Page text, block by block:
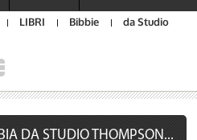
LIBRI Bibbie da Studio
DA STUDIO THOMPSON...